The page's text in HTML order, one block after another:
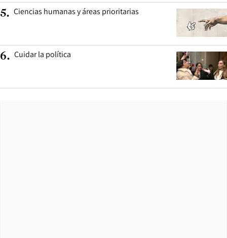
5. Ciencias humanas y áreas prioritarias
6. Cuidar la política